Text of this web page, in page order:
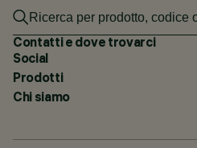
Contatti e dove trovarci
Social
Prodotti
Chi siamo